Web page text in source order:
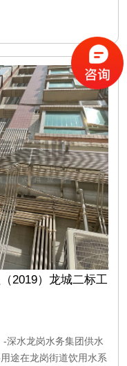
2019）龙城二标工
深水龙岗水务集团供水
途在龙岗街道饮用水系